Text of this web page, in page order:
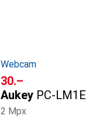
Webcam
CHF
30.–
Aukey PC-LM1E
2 Mpx